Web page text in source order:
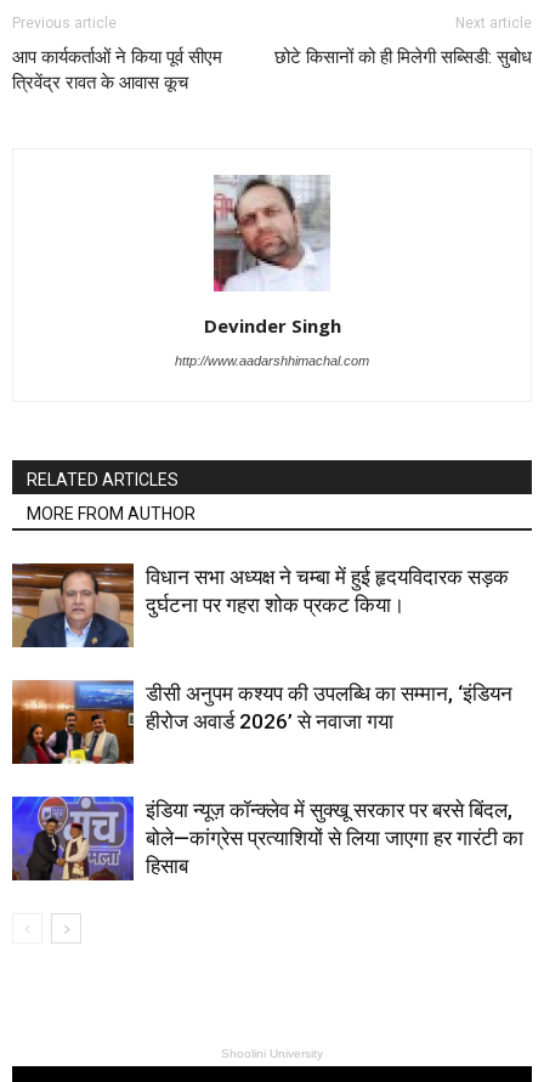
Previous article
आप कार्यकर्ताओं ने किया पूर्व सीएम
त्रिवेंद्र रावत के आवास कूच
Next article
छोटे किसानों को ही मिलेगी सब्सिडी: सुबोध
Devinder Singh
http://www.aadarshhimachal.com
RELATED ARTICLES
MORE FROM AUTHOR
विधान सभा अध्यक्ष ने चम्बा में हुई हृदयविदारक सड़क
दुर्घटना पर गहरा शोक प्रकट किया।
डीसी अनुपम कश्यप की उपलब्धि का सम्मान, ‘इंडियन
हीरोज अवार्ड 2026’ से नवाजा गया
इंडिया न्यूज़ कॉन्क्लेव में सुक्खू सरकार पर बरसे बिंदल,
बोले—कांग्रेस प्रत्याशियों से लिया जाएगा हर गारंटी का
हिसाब
Shoolini University